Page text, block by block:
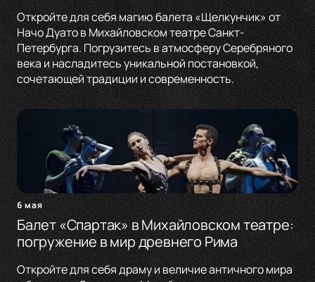
Откройте для себя магию балета «Щелкунчик» от
Начо Дуато в Михайловском театре Санкт-
Петербурга. Погрузитесь в атмосферу Серебряного
века и насладитесь уникальной постановкой,
сочетающей традиции и современность.
6 мая
Балет «Спартак» в Михайловском театре:
погружение в мир древнего Рима
Откройте для себя драму и величие античного мира